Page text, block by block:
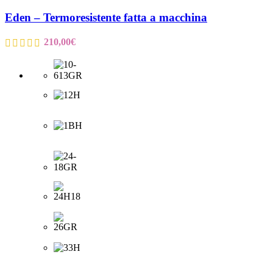
Eden – Termoresistente fatta a macchina
210,00€